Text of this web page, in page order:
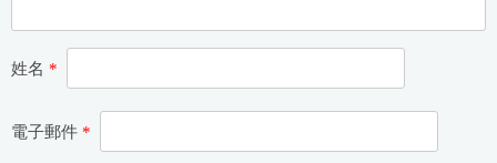
姓名 *
電子郵件 *